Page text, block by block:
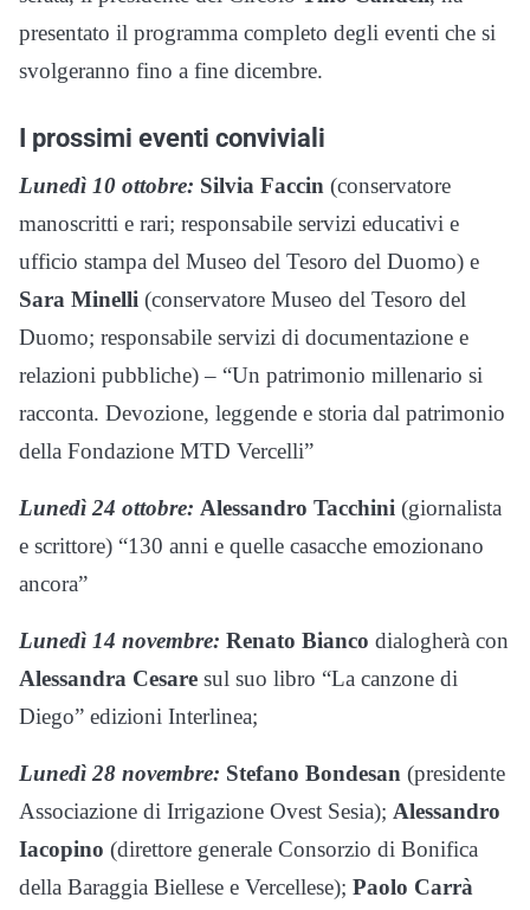
presentato il programma completo degli eventi che si
svolgeranno fino a fine dicembre.
I prossimi eventi conviviali
Lunedì 10 ottobre: Silvia Faccin (conservatore
manoscritti e rari; responsabile servizi educativi e
ufficio stampa del Museo del Tesoro del Duomo) e
Sara Minelli (conservatore Museo del Tesoro del
Duomo; responsabile servizi di documentazione e
relazioni pubbliche) – “Un patrimonio millenario si
racconta. Devozione, leggende e storia dal patrimonio
della Fondazione MTD Vercelli”
Lunedì 24 ottobre: Alessandro Tacchini (giornalista
e scrittore) “130 anni e quelle casacche emozionano
ancora”
Lunedì 14 novembre: Renato Bianco dialogherà con
Alessandra Cesare sul suo libro “La canzone di
Diego” edizioni Interlinea;
Lunedì 28 novembre: Stefano Bondesan (presidente
Associazione di Irrigazione Ovest Sesia); Alessandro
Iacopino (direttore generale Consorzio di Bonifica
della Baraggia Biellese e Vercellese); Paolo Carrà